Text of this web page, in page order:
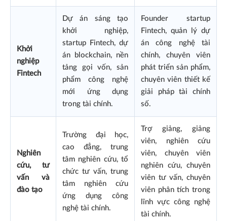
Khởi
nghiệp
Fintech
Dự án sáng tạo
khởi nghiệp,
startup Fintech, dự
án blockchain, nền
tảng gọi vốn, sản
phẩm công nghệ
mới ứng dụng
trong tài chính.
Founder startup
Fintech, quản lý dự
án công nghệ tài
chính, chuyên viên
phát triển sản phẩm,
chuyên viên thiết kế
giải pháp tài chính
số.
Nghiên
cứu, tư
vấn và
đào tạo
Trường đại học,
cao đẳng, trung
tâm nghiên cứu, tổ
chức tư vấn, trung
tâm nghiên cứu
ứng dụng công
nghệ tài chính.
Trợ giảng, giảng
viên, nghiên cứu
viên, chuyên viên
nghiên cứu, chuyên
viên tư vấn, chuyên
viên phân tích trong
lĩnh vực công nghệ
tài chính.